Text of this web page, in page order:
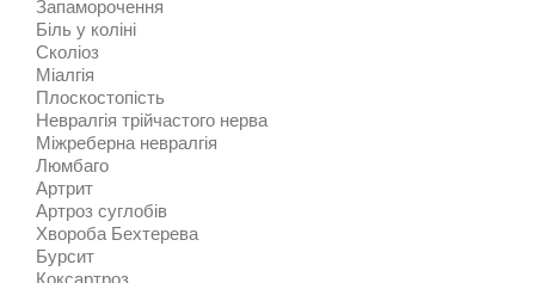
Запаморочення
Біль у коліні
Сколіоз
Міалгія
Плоскостопість
Невралгія трійчастого нерва
Міжреберна невралгія
Люмбаго
Артрит
Артроз суглобів
Хвороба Бехтерева
Бурсит
Коксартроз